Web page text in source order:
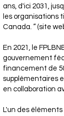
ans, d'ici 2031,
les organisations
Canada. ” (site
En 2021, le
gouvernement
financement de
supplémentaires
en collaboration
L'un des